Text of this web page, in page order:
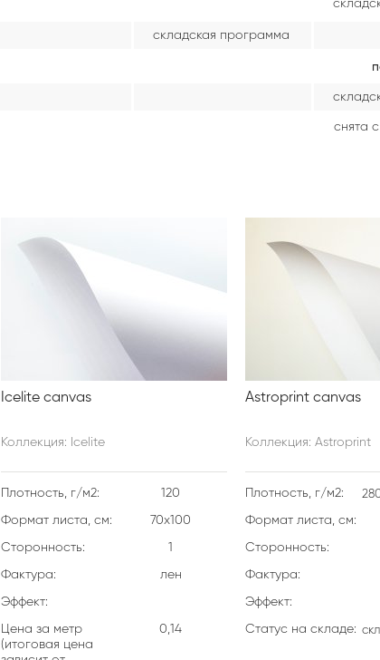
складская программа
снята
Icelite canvas
Коллекция: Icelite
Плотность, г/м2: 120
Формат листа, см: 70х100
Сторонность: 1
Фактура: лен
Эффект:
Цена за метр
(итоговая цена
0,14
Astroprint canvas
Коллекция: Astroprint
Плотность, г/м2:
Формат листа, см:
Сторонность:
Фактура:
Эффект:
Статус на складе: